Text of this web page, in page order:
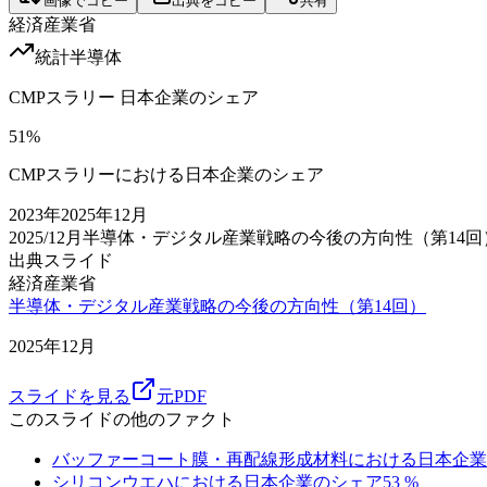
経済産業省
統計半導体
CMPスラリー 日本企業のシェア
51%
CMPスラリーにおける日本企業のシェア
2023年2025年12月
2025/12月 半導体・デジタル産業戦略の今後の方向性（第14回
出典スライド
経済産業省
半導体・デジタル産業戦略の今後の方向性（第14回）
2025年12月
スライドを見る
元PDF
このスライドの他のファクト
バッファーコート膜・再配線形成材料における日本企
シリコンウエハにおける日本企業のシェア53 %